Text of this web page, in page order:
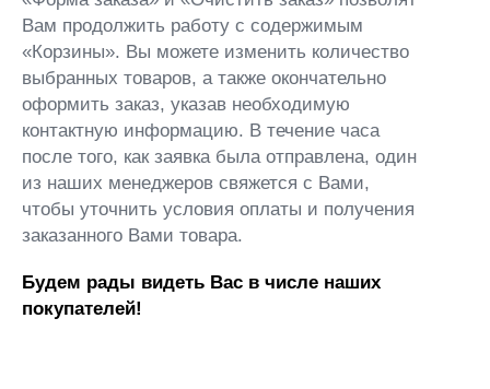
Вам продолжить работу с содержимым
«Корзины». Вы можете изменить количество
выбранных товаров, а также окончательно
оформить заказ, указав необходимую
контактную информацию. В течение часа
после того, как заявка была отправлена, один
из наших менеджеров свяжется с Вами,
чтобы уточнить условия оплаты и получения
заказанного Вами товара.
Будем рады видеть Вас в числе наших
покупателей!